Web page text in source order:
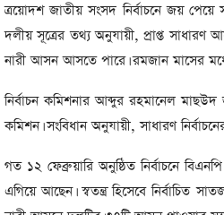
ত্রয়োদশ জাতীয় সংসদ নির্বাচনে জয়
দলীয় সূত্রের তথ্য অনুযায়ী, প্রাপ্ত সাধারণ
নারী আসন আসতে পারে। রমজান মাসের
নির্বাচন কমিশনার আব্দুর রহমানেল
কমিশন। সংবিধান অনুযায়ী, সাধারণ
গত ১২ ফেব্রুয়ারি অনুষ্ঠিত নির্বাচনে
এগিয়ে আছেন। স্বতন্ত্র হিসেবে নির্বাচিত
মাওলানা তারেক জামিলের
ছেলের মৃত্যু
বিশ্বকাপ ইাতহাসে সাকিবের
আরেকটি রেকর্ড
আর্কাইভ থেকে
টানেল উদ্বোধন : প্রধানমন্ত্রীর
দেশের
তারেক
আর্কাইভ
পারে,
২৪